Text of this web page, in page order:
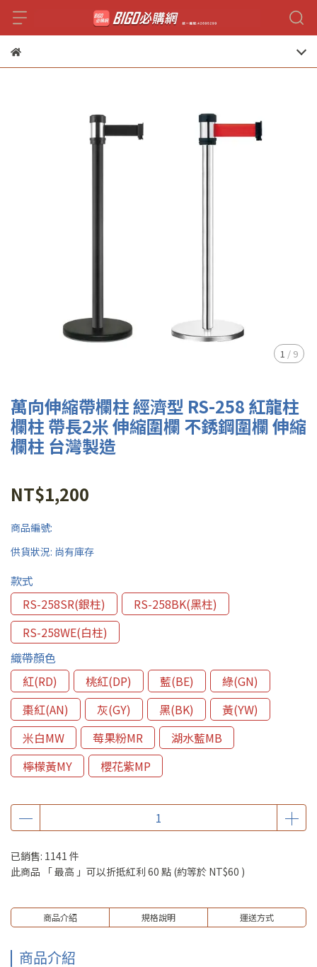
1 / 9
萬向伸縮帶欄柱 經濟型 RS-258 紅龍柱
欄柱 帶長2米 伸縮圍欄 不銹鋼圍欄 伸縮
欄柱 台灣製造
NT$1,200
商品編號:
供貨狀況: 尚有庫存
款式
RS-258SR(銀柱)
RS-258BK(黑柱)
RS-258WE(白柱)
織帶顏色
紅(RD)
桃紅(DP) 藍(BE)
綠(GN)
棗紅(AN)
灰(GY) 黑(BK)
黃(YW)
米白MW
莓果粉MR
湖水藍MB
檸檬黃MY
櫻花紫MP
已銷售: 1141 件
此商品 「 最高 」可以折抵紅利 60 點 (約等於 NT$60 )
商品介紹 規格說明 運送方式
商品介紹